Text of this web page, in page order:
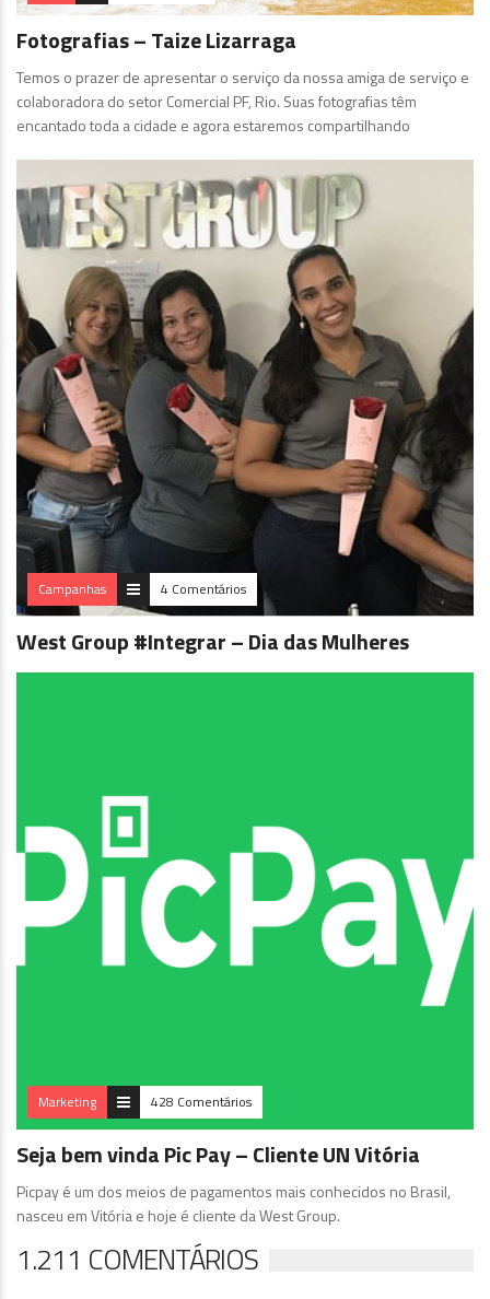
Fotografias – Taize Lizarraga
Temos o prazer de apresentar o serviço da nossa amiga de serviço e
colaboradora do setor Comercial PF, Rio. Suas fotografias têm
encantado toda a cidade e agora estaremos compartilhando
Campanhas 4 Comentários
West Group #Integrar – Dia das Mulheres
Marketing 428 Comentários
Seja bem vinda Pic Pay – Cliente UN Vitória
Picpay é um dos meios de pagamentos mais conhecidos no Brasil,
nasceu em Vitória e hoje é cliente da West Group.
1.211 COMENTÁRIOS